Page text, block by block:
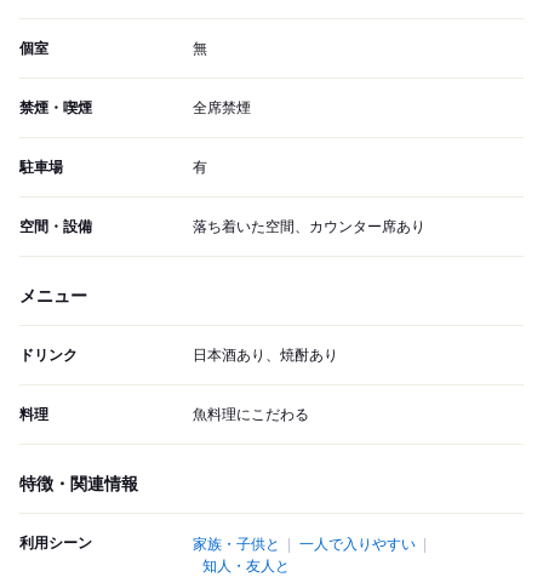
個室 無
禁煙・喫煙 全席禁煙
駐車場 有
空間・設備 落ち着いた空間、カウンター席あり
メニュー
ドリンク 日本酒あり、焼酎あり
料理 魚料理にこだわる
特徴・関連情報
利用シーン 家族・子供と
一人で入りやすい
知人・友人と